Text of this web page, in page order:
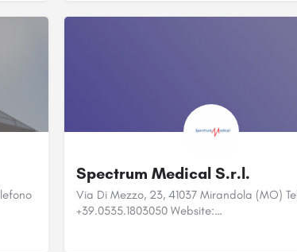
Spectrum Medical S.r.l.
Via Di Mezzo, 23, 41037 Mirandola (MO)
+39.0535.1803050 Website:…